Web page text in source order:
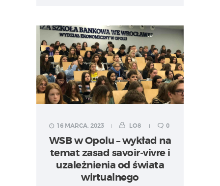
16 MARCA, 2023 LO8 0
WSB w Opolu – wykład na
temat zasad savoir-vivre i
uzależnienia od świata
wirtualnego